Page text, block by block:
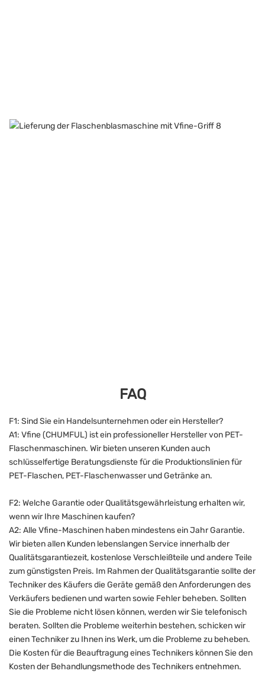
FAQ
F1: Sind Sie ein Handelsunternehmen oder ein Hersteller?
A1: Vfine (CHUMFUL) ist ein professioneller Hersteller von PET-
Flaschenmaschinen. Wir bieten unseren Kunden auch
schlüsselfertige Beratungsdienste für die Produktionslinien für
PET-Flaschen, PET-Flaschenwasser und Getränke an.
F2: Welche Garantie oder Qualitätsgewährleistung erhalten wir,
wenn wir Ihre Maschinen kaufen?
A2: Alle Vfine-Maschinen haben mindestens ein Jahr Garantie.
Wir bieten allen Kunden lebenslangen Service innerhalb der
Qualitätsgarantiezeit, kostenlose Verschleißteile und andere Teile
zum günstigsten Preis. Im Rahmen der Qualitätsgarantie sollte der
Techniker des Käufers die Geräte gemäß den Anforderungen des
Verkäufers bedienen und warten sowie Fehler beheben. Sollten
Sie die Probleme nicht lösen können, werden wir Sie telefonisch
beraten. Sollten die Probleme weiterhin bestehen, schicken wir
einen Techniker zu Ihnen ins Werk, um die Probleme zu beheben.
Die Kosten für die Beauftragung eines Technikers können Sie den
Kosten der Behandlungsmethode des Technikers entnehmen.